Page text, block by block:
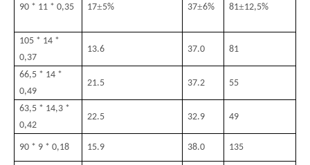
90 * 11 * 0,35
17±5% 37±6% 81±12,5%
105 * 14 *
0,37
13.6 37.0 81
66,5 * 14 *
0,49
21.5 37.2 55
63,5 * 14,3 *
0,42
22.5 32.9 49
90 * 9 * 0,18 15.9 38.0 135